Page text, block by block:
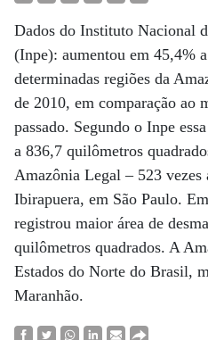
Dados do Instituto Nacional
(Inpe): aumentou em 45,4%
determinadas regiões da
de 2010, em comparação ao
passado. Segundo o Inpe
a 836,7 quilômetros
Amazônia Legal – 523 vezes
Ibirapuera, em São Paulo.
registrou maior área de
quilômetros quadrados. A
Estados do Norte do Brasil,
Maranhão.